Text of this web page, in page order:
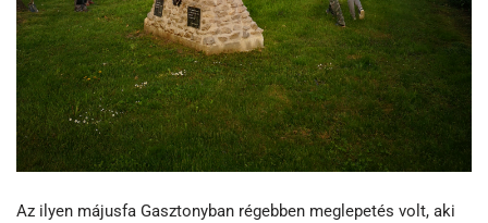
Az ilyen májusfa Gasztonyban régebben meglepetés volt, aki